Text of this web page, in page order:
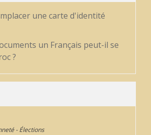
une carte d'identité
un Français peut-il se
?
- Élections